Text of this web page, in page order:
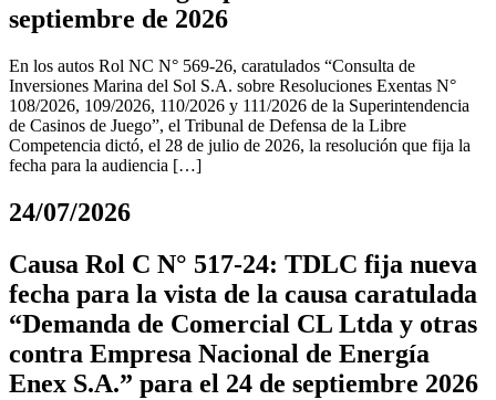
septiembre de 2026
En los autos Rol NC N° 569-26, caratulados “Consulta de
Inversiones Marina del Sol S.A. sobre Resoluciones Exentas N°
108/2026, 109/2026, 110/2026 y 111/2026 de la Superintendencia
de Casinos de Juego”, el Tribunal de Defensa de la Libre
Competencia dictó, el 28 de julio de 2026, la resolución que fija la
fecha para la audiencia […]
24/07/2026
Causa Rol C N° 517-24: TDLC fija nueva
fecha para la vista de la causa caratulada
“Demanda de Comercial CL Ltda y otras
contra Empresa Nacional de Energía
Enex S.A.” para el 24 de septiembre 2026